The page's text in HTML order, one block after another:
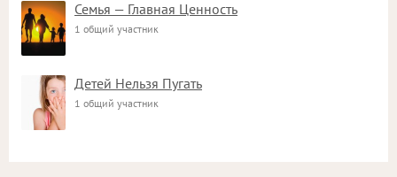
Семья — Главная Ценность
1 общий участник
Детей Нельзя Пугать
1 общий участник